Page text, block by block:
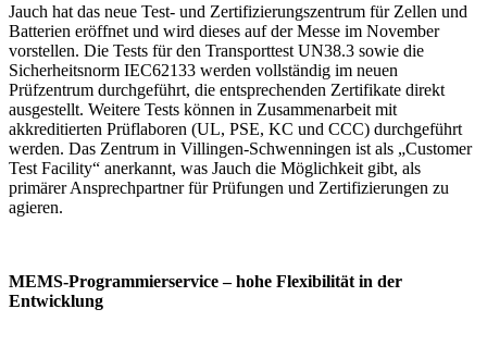
Jauch hat das neue Test- und Zertifizierungszentrum für Zellen und
Batterien eröffnet und wird dieses auf der Messe im November
vorstellen. Die Tests für den Transporttest UN38.3 sowie die
Sicherheitsnorm IEC62133 werden vollständig im neuen
Prüfzentrum durchgeführt, die entsprechenden Zertifikate direkt
ausgestellt. Weitere Tests können in Zusammenarbeit mit
akkreditierten Prüflaboren (UL, PSE, KC und CCC) durchgeführt
werden. Das Zentrum in Villingen-Schwenningen ist als „Customer
Test Facility“ anerkannt, was Jauch die Möglichkeit gibt, als
primärer Ansprechpartner für Prüfungen und Zertifizierungen zu
agieren.
MEMS-Programmierservice – hohe Flexibilität in der
Entwicklung